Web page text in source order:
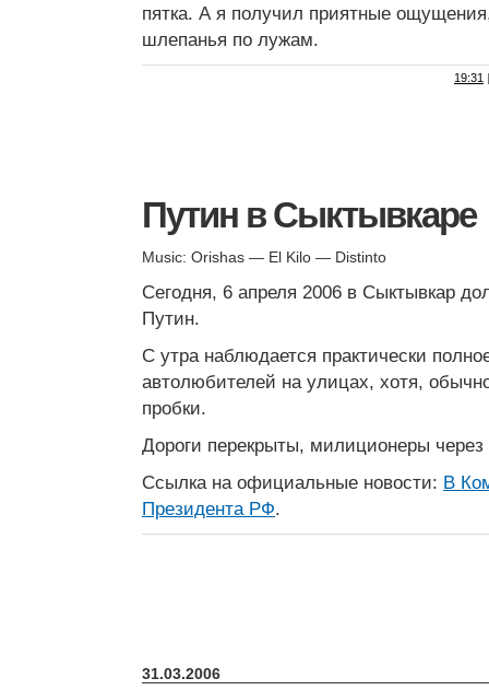
пятка. А я получил приятные
шлепанья по лужам.
19:31 |
Путин в Сыктывкаре
Music: Orishas — El Kilo — Distinto
Сегодня, 6 апреля 2006 в Сыктывкар
Путин.
С утра наблюдается практически
автолюбителей на улицах, хотя,
пробки.
Дороги перекрыты, милиционеры
Ссылка на официальные новости: В
Президента РФ.
31.03.2006